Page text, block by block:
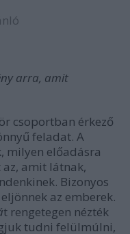
arra, amit
csoportban érkező
feladat. A
milyen előadásra
az, amit látnak,
Bizonyos
az emberek.
t rengetegen nézték
tudni felülmúlni,